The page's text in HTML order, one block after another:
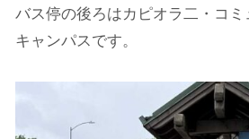
バス停の後ろはカピオラ二・コ
キャンパスです。